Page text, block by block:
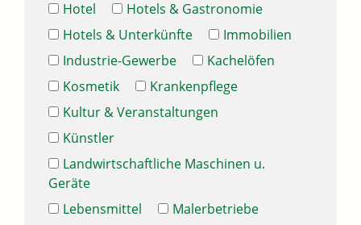
Hotel
Hotels & Gastronomie
Hotels & Unterkünfte
Immobilien
Industrie-Gewerbe
Kachelöfen
Kosmetik
Krankenpflege
Kultur & Veranstaltungen
Künstler
Landwirtschaftliche Maschinen u.
Geräte
Lebensmittel
Malerbetriebe